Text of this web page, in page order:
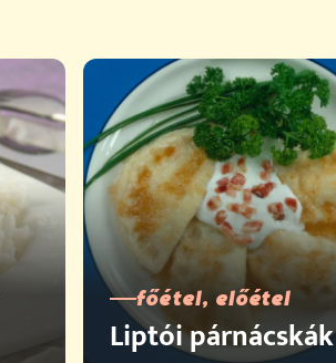
főétel, előétel
Liptói párnácskák